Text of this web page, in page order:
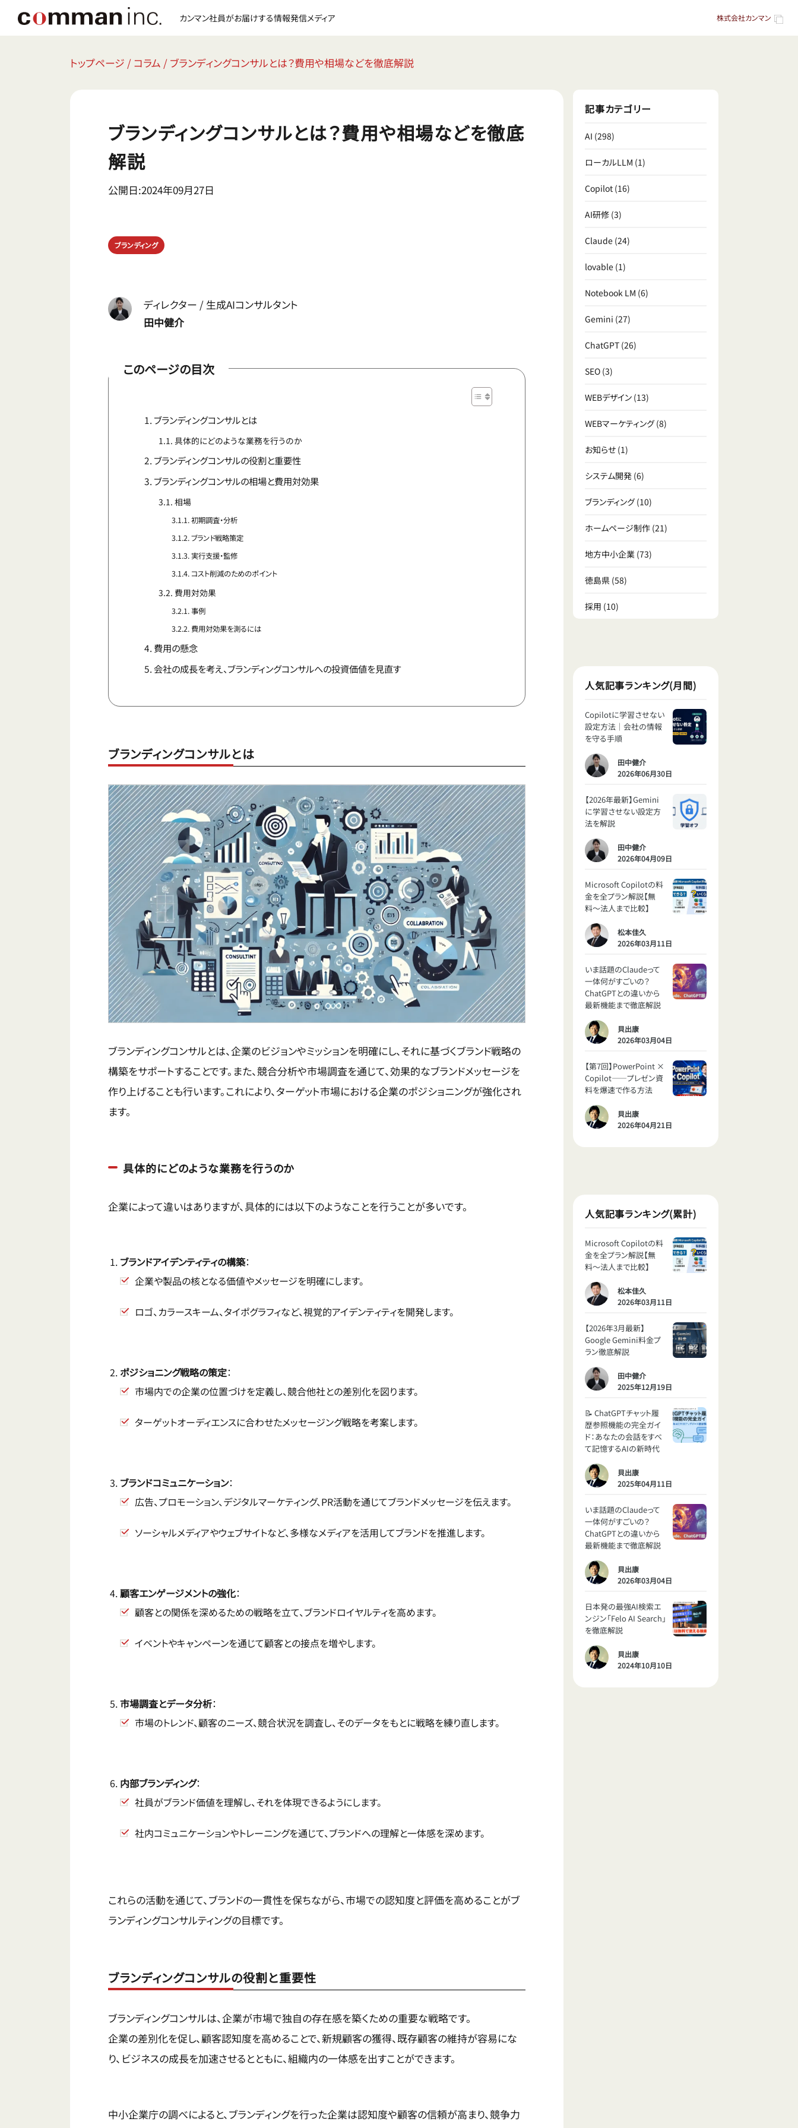
カンマン社員がお届けする情報発信メディア 株式会社カンマン
トップページ / コラム / ブランディングコンサルとは？費用や相場などを徹底解説
ブランディングコンサルとは？費用や相場などを徹底
解説
公開日:2024年09月27日
ブランディング
ディレクター / 生成AIコンサルタント
田中健介
このページの目次
ブランディングコンサルとは
具体的にどのような業務を行うのか
ブランディングコンサルの役割と重要性
ブランディングコンサルの相場と費用対効果
相場
初期調査・分析
ブランド戦略策定
実行支援・監修
コスト削減のためのポイント
費用対効果
事例
費用対効果を測るには
費用の懸念
会社の成長を考え、ブランディングコンサルへの投資価値を見直す
ブランディングコンサルとは
ブランディングコンサルとは、企業のビジョンやミッションを明確にし、それに基づくブランド戦略の
構築をサポートすることです。また、競合分析や市場調査を通じて、効果的なブランドメッセージを
作り上げることも行います。これにより、ターゲット市場における企業のポジショニングが強化され
ます。
具体的にどのような業務を行うのか
企業によって違いはありますが、具体的には以下のようなことを行うことが多いです。
ブランドアイデンティティの構築：
企業や製品の核となる価値やメッセージを明確にします。
ロゴ、カラースキーム、タイポグラフィなど、視覚的アイデンティティを開発します。
ポジショニング戦略の策定：
市場内での企業の位置づけを定義し、競合他社との差別化を図ります。
ターゲットオーディエンスに合わせたメッセージング戦略を考案します。
ブランドコミュニケーション：
広告、プロモーション、デジタルマーケティング、PR活動を通じてブランドメッセージを伝えます。
ソーシャルメディアやウェブサイトなど、多様なメディアを活用してブランドを推進します。
顧客エンゲージメントの強化：
顧客との関係を深めるための戦略を立て、ブランドロイヤルティを高めます。
イベントやキャンペーンを通じて顧客との接点を増やします。
市場調査とデータ分析：
市場のトレンド、顧客のニーズ、競合状況を調査し、そのデータをもとに戦略を練り直します。
内部ブランディング：
社員がブランド価値を理解し、それを体現できるようにします。
社内コミュニケーションやトレーニングを通じて、ブランドへの理解と一体感を深めます。
これらの活動を通じて、ブランドの一貫性を保ちながら、市場での認知度と評価を高めることがブ
ランディングコンサルティングの目標です。
ブランディングコンサルの役割と重要性
ブランディングコンサルは、企業が市場で独自の存在感を築くための重要な戦略です。
企業の差別化を促し、顧客認知度を高めることで、新規顧客の獲得、既存顧客の維持が容易にな
り、ビジネスの成長を加速させるとともに、組織内の一体感を出すことができます。
中小企業庁の調べによると、ブランディングを行った企業は認知度や顧客の信頼が高まり、競争力
記事カテゴリー
AI (298)
ローカルLLM (1)
Copilot (16)
AI研修 (3)
Claude (24)
lovable (1)
Notebook LM (6)
Gemini (27)
ChatGPT (26)
SEO (3)
WEBデザイン (13)
WEBマーケティング(8)
お知らせ (1)
システム開発 (6)
ブランディング(10)
ホームページ制作 (21)
地方中小企業 (73)
徳島県 (58)
採用 (10)
人気記事ランキング(月間)
Copilotに学習させない
設定方法｜会社の情報
を守る手順
田中健介
2026年06月30日
【2026年最新】Gemini
に学習させない設定方
法を解説
田中健介
2026年04月09日
Microsoft Copilotの料
金を全プラン解説【無
料〜法人まで比較】
松本佳久
2026年03月11日
いま話題のClaudeって
一体何がすごいの？
ChatGPTとの違いから
最新機能まで徹底解説
貝出康
2026年03月04日
【第7回】PowerPoint ×
Copilot——プレゼン資
料を爆速で作る方法
貝出康
2026年04月21日
人気記事ランキング(累計)
Microsoft Copilotの料
金を全プラン解説【無
料〜法人まで比較】
松本佳久
2026年03月11日
【2026年3月最新】
Google Gemini料金プ
ラン徹底解説
田中健介
2025年12月19日
📝 ChatGPTチャット履
歴参照機能の完全ガイ
ド：あなたの会話をすべ
て記憶するAIの新時代
貝出康
2025年04月11日
いま話題のClaudeって
一体何がすごいの？
ChatGPTとの違いから
最新機能まで徹底解説
貝出康
2026年03月04日
日本発の最強AI検索エ
ンジン「Felo AI Search」
を徹底解説
貝出康
2024年10月10日